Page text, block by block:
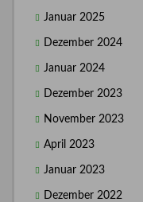
Januar 2025
Dezember 2024
Januar 2024
Dezember 2023
November 2023
April 2023
Januar 2023
Dezember 2022